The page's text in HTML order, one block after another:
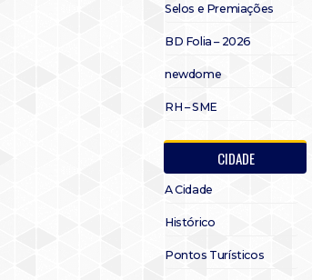
Selos e Premiações
BD Folia – 2026
newdome
RH – SME
CIDADE
A Cidade
Histórico
Pontos Turísticos